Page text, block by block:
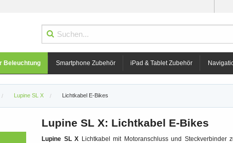
Beleuchtung Smartphone Zubehör iPad & Tablet Zubehör
Lupine SL X Lichtkabel E-Bikes
Lupine SL X: Lichtkabel E-Bikes
Lupine SL X Lichtkabel mit Motoranschluss und Steckverbinder